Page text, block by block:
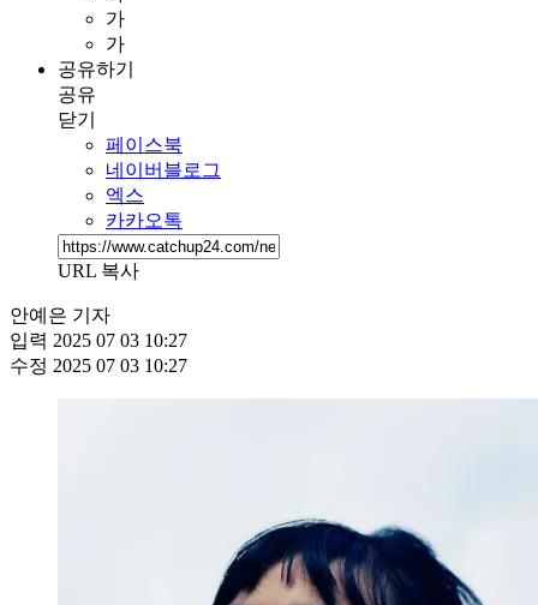
가
가
공유하기
공유
닫기
페이스북
네이버블로그
엑스
카카오톡
URL 복사
안예은 기자
입력 2025 07 03 10:27
수정 2025 07 03 10:27